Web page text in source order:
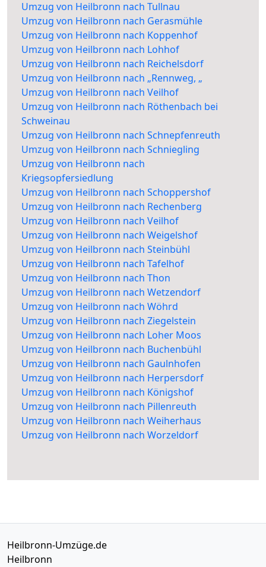
Umzug von Heilbronn nach Tullnau
Umzug von Heilbronn nach Gerasmühle
Umzug von Heilbronn nach Koppenhof
Umzug von Heilbronn nach Lohhof
Umzug von Heilbronn nach Reichelsdorf
Umzug von Heilbronn nach „Rennweg, „
Umzug von Heilbronn nach Veilhof
Umzug von Heilbronn nach Röthenbach bei
Schweinau
Umzug von Heilbronn nach Schnepfenreuth
Umzug von Heilbronn nach Schniegling
Umzug von Heilbronn nach
Kriegsopfersiedlung
Umzug von Heilbronn nach Schoppershof
Umzug von Heilbronn nach Rechenberg
Umzug von Heilbronn nach Veilhof
Umzug von Heilbronn nach Weigelshof
Umzug von Heilbronn nach Steinbühl
Umzug von Heilbronn nach Tafelhof
Umzug von Heilbronn nach Thon
Umzug von Heilbronn nach Wetzendorf
Umzug von Heilbronn nach Wöhrd
Umzug von Heilbronn nach Ziegelstein
Umzug von Heilbronn nach Loher Moos
Umzug von Heilbronn nach Buchenbühl
Umzug von Heilbronn nach Gaulnhofen
Umzug von Heilbronn nach Herpersdorf
Umzug von Heilbronn nach Königshof
Umzug von Heilbronn nach Pillenreuth
Umzug von Heilbronn nach Weiherhaus
Umzug von Heilbronn nach Worzeldorf
Heilbronn-Umzüge.de
Heilbronn